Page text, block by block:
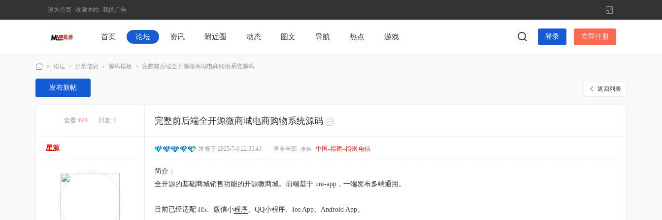
设为首页 收藏本站 我的广告
切
换
到
窄
首页 论坛 资讯 附近圈 动态 图文 导航 热点 游戏 登录 立即注册
M
» 论坛 › 分类信息 › 源码模板 › 完整前后端全开源微商城电商购物系统源码 ...
返回列表
发布新帖
查看: 644 回复: 1 完整前后端全开源微商城电商购物系统源码
星源 发表于 2025-7-9 22:35:43 查看全部 来自 中国–福建–福州 电信
简介：
全开源的基础商城销售功能的开源微商城。前端基于 uni-app，一端发布多端通用。
目前已经适配 H5、微信小程序、QQ小程序、Ios App、Android App。